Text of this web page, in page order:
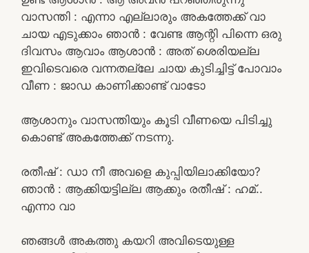
വാസന്തി : എന്നാ എല്ലാരും അകത്തേക്ക് വാ
ചായ എടുക്കാം ഞാൻ : വേണ്ട ആന്റി പിന്നെ ഒരു
ദിവസം ആവാം ആശാൻ : അത് ശെരിയല്ല
ഇവിടെവരെ വന്നതല്ലേ ചായ കുടിച്ചിട്ട് പോവാം
വീണ : ജാഡ കാണിക്കാണ്ട് വാടോ
ആശാനും വാസന്തിയും കൂടി വീണയെ പിടിച്ചു
കൊണ്ട് അകത്തേക്ക് നടന്നു.
രതീഷ് : ഡാ നീ അവളെ കുപ്പിയിലാക്കിയോ?
ഞാൻ : ആക്കിയട്ടില്ല ആക്കും രതീഷ് : ഹമ്..
എന്നാ വാ
ഞങ്ങൾ അകത്തു കയറി അവിടെയുള്ള